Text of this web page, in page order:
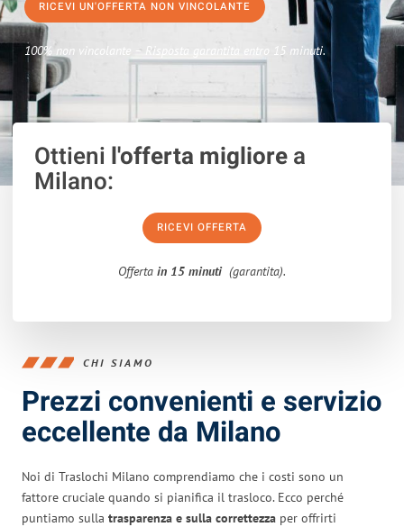
RICEVI UN'OFFERTA NON VINCOLANTE
100% non vincolante – Risposta garantita entro 15 minuti.
Ottieni l'offerta migliorea
Milano:
RICEVI OFFERTA
Offerta in 15 minuti (garantita).
CHI SIAMO
Prezzi convenienti e servizio
eccellente da Milano
Noi di Traslochi Milano comprendiamo che i costi sono un
fattore cruciale quando si pianifica il trasloco. Ecco perché
puntiamo sulla trasparenza e sulla correttezza per offrirti